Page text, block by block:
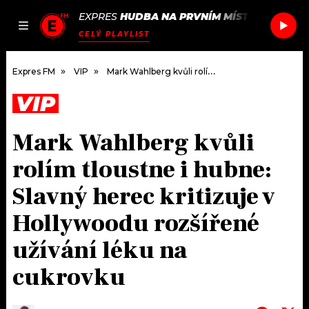
JAK
SEZNAM.CZ
EXPRES HUDBA NA PRVNÍM MÍSTĚ EDITORS
CELÝ PLAYLIST
DOMŮ
ČLÁNKY
HUDBA
ROZHOVORY
#NEBUDUDOMA
PODCASTY
JAK NALADIT
RÁDIO
APLIKACE
Expres FM VIP Mark Wahlberg kvůli rolím tloustne i hubne: Slavný herec kritizuje v Hollywoodu rozšířené užívání léku na cukrovku
VIP
Mark Wahlberg kvůli
rolím tloustne i hubne:
Slavný herec kritizuje v
Hollywoodu rozšířené
užívání léku na
cukrovku